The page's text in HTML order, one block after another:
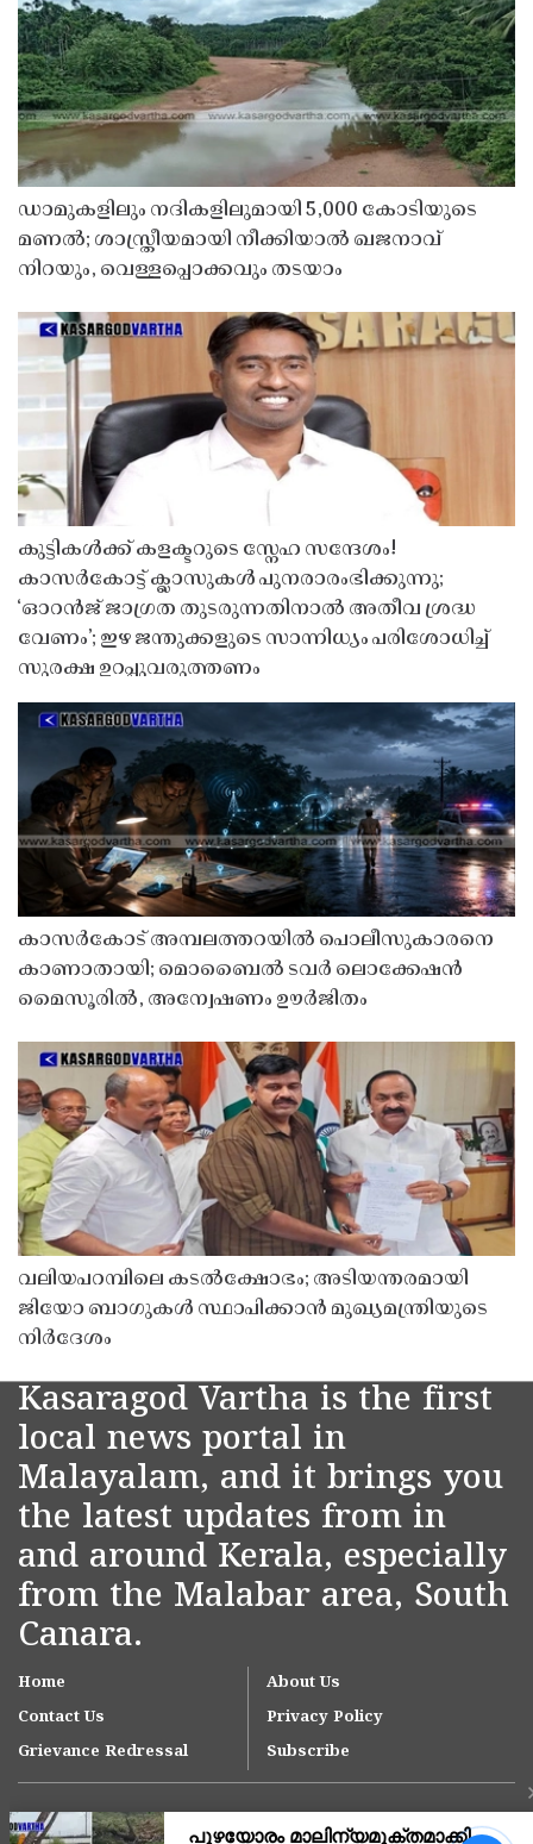
ഡാമുകളിലും നദികളിലുമായി 5,000 കോടിയുടെ
മണൽ; ശാസ്ത്രീയമായി നീക്കിയാൽ ഖജനാവ്
നിറയും, വെള്ളപ്പൊക്കവും തടയാം
കുട്ടികൾക്ക് കളക്ടറുടെ സ്നേഹ സന്ദേശം!
കാസർകോട്ട് ക്ലാസുകൾ പുനരാരംഭിക്കുന്നു;
‘ഓറൻജ് ജാഗ്രത തുടരുന്നതിനാൽ അതീവ ശ്രദ്ധ
വേണം’; ഇഴ ജന്തുക്കളുടെ സാന്നിധ്യം പരിശോധിച്ച്
സുരക്ഷ ഉറപ്പുവരുത്തണം
കാസർകോട് അമ്പലത്തറയിൽ പൊലീസുകാരനെ
കാണാതായി; മൊബൈൽ ടവർ ലൊക്കേഷൻ
മൈസൂരിൽ, അന്വേഷണം ഊർജിതം
വലിയപറമ്പിലെ കടൽക്ഷോഭം; അടിയന്തരമായി
ജിയോ ബാഗുകൾ സ്ഥാപിക്കാൻ മുഖ്യമന്ത്രിയുടെ
നിർദേശം
Kasaragod Vartha is the first
local news portal in
Malayalam, and it brings you
the latest updates from in
and around Kerala, especially
from the Malabar area, South
Canara.
Home
About Us
Contact Us
Privacy Policy
Grievance Redressal
Subscribe